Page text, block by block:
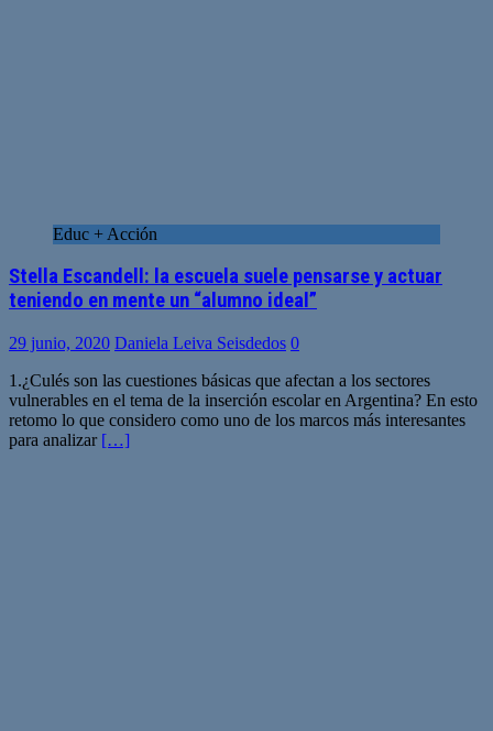
Educ + Acción
Stella Escandell: la escuela suele pensarse y actuar
teniendo en mente un “alumno ideal”
29 junio, 2020 Daniela Leiva Seisdedos 0
1.¿Culés son las cuestiones básicas que afectan a los sectores
vulnerables en el tema de la inserción escolar en Argentina? En esto
retomo lo que considero como uno de los marcos más interesantes
para analizar […]